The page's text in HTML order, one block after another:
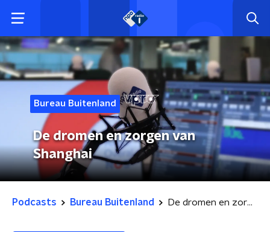
Bureau Buitenland
De dromen en zorgen van
Shanghai
Podcasts Bureau Buitenland De dromen en zorgen van Shanghai